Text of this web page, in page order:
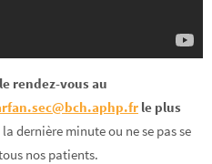
rendez-vous au
le plus
dernière minute ou ne se pas se
nos patients.